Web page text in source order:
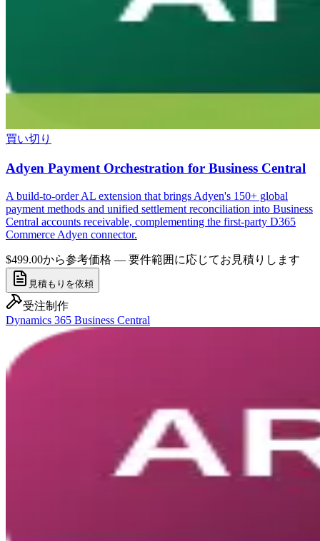
買い切り
Adyen Payment Orchestration for Business Central
A build-to-order AL extension that brings Adyen's 150+ global
payment methods and unified settlement reconciliation into Business
Central accounts receivable, complementing the first-party D365
Commerce Adyen connector.
$499.00から参考価格 — 要件範囲に応じてお見積りします
見積もりを依頼
受注制作
Dynamics 365 Business Central